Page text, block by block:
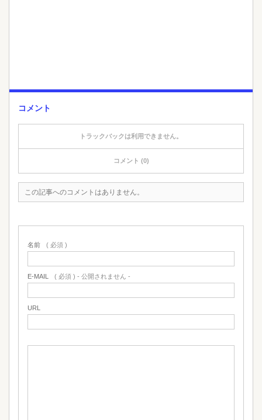
コメント
トラックバックは利用できません。
コメント (0)
この記事へのコメントはありません。
名前 ( 必須 )
E-MAIL ( 必須 ) - 公開されません -
URL